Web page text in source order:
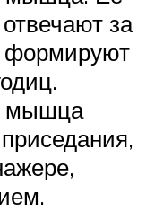
за
формируют
мышца